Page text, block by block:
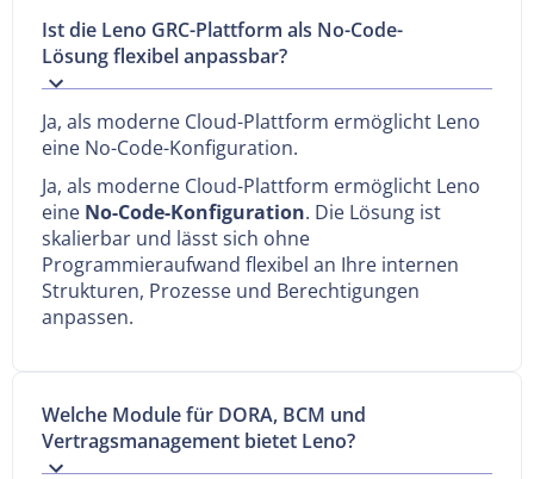
Ist die Leno GRC-Plattform als No-Code-
Lösung flexibel anpassbar?
Ja, als moderne Cloud-Plattform ermöglicht Leno
eine No-Code-Konfiguration.
Ja, als moderne Cloud-Plattform ermöglicht Leno
eine No-Code-Konfiguration. Die Lösung ist
skalierbar und lässt sich ohne
Programmieraufwand flexibel an Ihre internen
Strukturen, Prozesse und Berechtigungen
anpassen.
Welche Module für DORA, BCM und
Vertragsmanagement bietet Leno?